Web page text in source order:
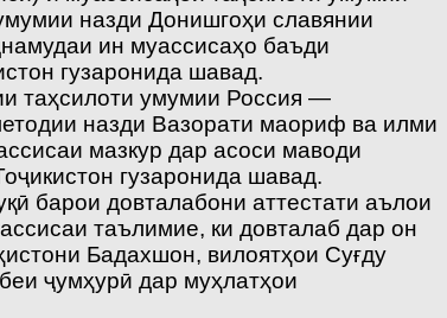
назди Донишгоҳи славянии
ин муассисаҳо баъди
гузаронида шавад.
таҳсилоти умумии Россия —
назди Вазорати маориф ва илми
мазкур дар асоси маводи
гузаронида шавад.
барои довталабони аттестати аълои
таълимие, ки довталаб дар он
Бадахшон, вилоятҳои Суғду
ҷумҳурӣ дар муҳлатҳои